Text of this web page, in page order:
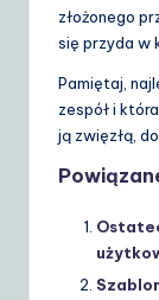
złożonego
się przyda w
Pamiętaj,
zespół i
ją zwięzłą,